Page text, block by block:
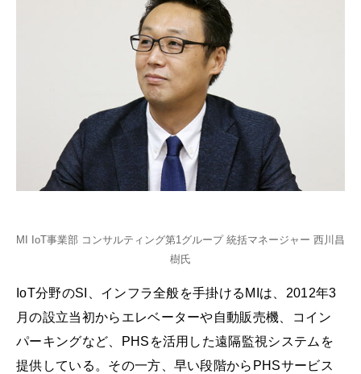
MI IoT事業部 コンサルティング第1グループ 統括マネージャー 西川昌
樹氏
IoT分野のSI、インフラ全般を手掛けるMIは、2012年3
月の設立当初からエレベーターや自動販売機、コイン
パーキングなど、PHSを活用した遠隔監視システムを
提供している。その一方、早い段階からPHSサービス